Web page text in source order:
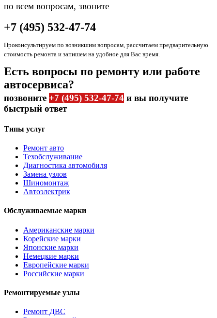
по всем вопросам, звоните
+7 (495) 532-47-74
Проконсультируем по возникшим вопросам, рассчитаем предварительную
стоимость ремонта и запишем на удобное для Вас время.
Есть вопросы по ремонту или работе
автосервиса?
позвоните +7 (495) 532-47-74 и вы получите
быстрый ответ
Типы услуг
Ремонт авто
Техобслуживание
Диагностика автомобиля
Замена узлов
Шиномонтаж
Автоэлектрик
Обслуживаемые марки
Американские марки
Корейские марки
Японские марки
Немецкие марки
Европейские марки
Российские марки
Ремонтируемые узлы
Ремонт ДВС